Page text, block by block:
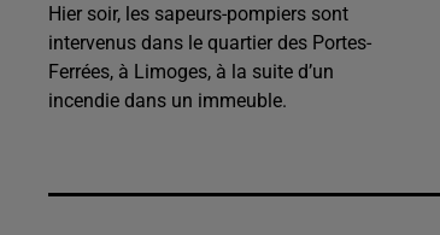
Hier soir, les sapeurs-pompiers sont
intervenus dans le quartier des Portes-
Ferrées, à Limoges, à la suite d’un
incendie dans un immeuble.